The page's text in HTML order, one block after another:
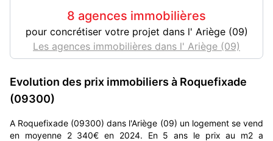
8 agences immobilières
pour concrétiser votre projet dans l' Ariège (09)
Les agences immobilières dans l' Ariège (09)
Evolution des prix immobiliers à Roquefixade
(09300)
A Roquefixade (09300) dans l'Ariège (09) un logement se vend
en moyenne 2 340€ en 2024. En 5 ans le prix au m2 a